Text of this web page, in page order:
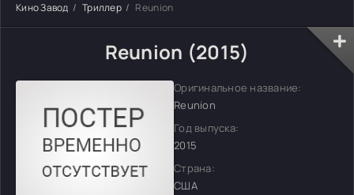
Кино Завод Триллер Reunion
Reunion (2015)
Оригинальное название:
Reunion
Год выпуска:
2015
Страна:
США